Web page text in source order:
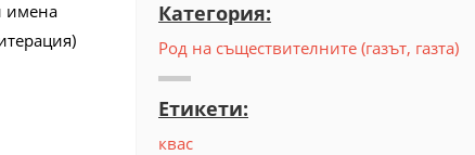
имена
Категория:
Род на съществителните (газът, газта)
Етикети:
квас